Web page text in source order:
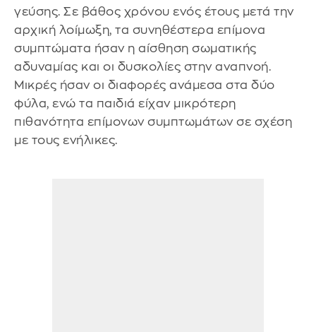
γεύσης. Σε βάθος χρόνου ενός έτους μετά την
αρχική λοίμωξη, τα συνηθέστερα επίμονα
συμπτώματα ήσαν η αίσθηση σωματικής
αδυναμίας και οι δυσκολίες στην αναπνοή.
Μικρές ήσαν οι διαφορές ανάμεσα στα δύο
φύλα, ενώ τα παιδιά είχαν μικρότερη
πιθανότητα επίμονων συμπτωμάτων σε σχέση
με τους ενήλικες.